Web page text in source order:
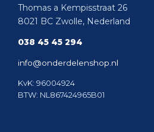
Thomas a Kempisstraat 26
8021 BC Zwolle, Nederland
038 45 45 294
info@onderdelenshop.nl
KvK: 96004924
BTW: NL867424965B01